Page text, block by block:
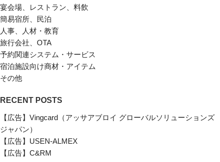
宴会場、レストラン、料飲
簡易宿所、民泊
人事、人材・教育
旅行会社、OTA
予約関連システム・サービス
宿泊施設向け商材・アイテム
その他
RECENT POSTS
【広告】Vingcard（アッサアブロイ グローバルソリューションズ
ジャパン）
【広告】USEN-ALMEX
【広告】C&RM